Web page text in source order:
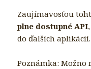
Zaujímavosťou
plne dostupné API
do ďalších aplikácií.
Poznámka: Možno